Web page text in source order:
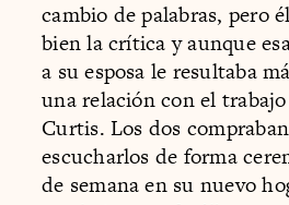
cambio de palabras, pero
bien la crítica y aunque
a su esposa le resultaba
una relación con el
Curtis. Los dos
escucharlos de forma
de semana en su nuevo